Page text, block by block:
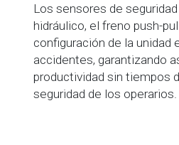
Los sensores de
hidráulico, el freno push-
configuración de la unidad
accidentes, garantizando
productividad sin tiempos
seguridad de los operarios.